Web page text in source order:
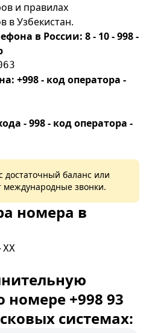
и правилах
в Узбекистан.
в России: 8 - 10 - 998 -
+998 - код оператора -
- 998 - код оператора -
достаточный баланс или
международные звонки.
номера в
+998 93
системах: